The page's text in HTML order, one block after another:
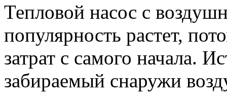
Тепловой насос с
популярность растет,
затрат с самого начала.
забираемый снаружи